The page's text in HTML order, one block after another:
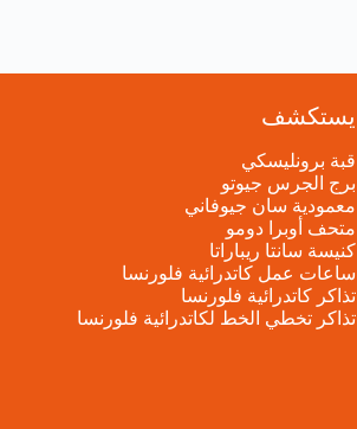
يستكشف
قبة برونليسكي
برج الجرس جيوتو
معمودية سان جيوفاني
متحف أوبرا دومو
كنيسة سانتا ريباراتا
ساعات عمل كاتدرائية فلورنسا
تذاكر كاتدرائية فلورنسا
تذاكر تخطي الخط لكاتدرائية فلورنسا